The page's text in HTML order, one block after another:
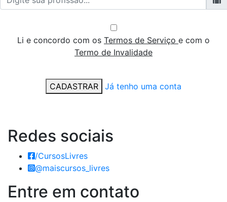
Li e concordo com os Termos de Serviço e com o
Termo de Invalidade
CADASTRAR Já tenho uma conta
Redes sociais
/CursosLivres
@maiscursos_livres
Entre em contato